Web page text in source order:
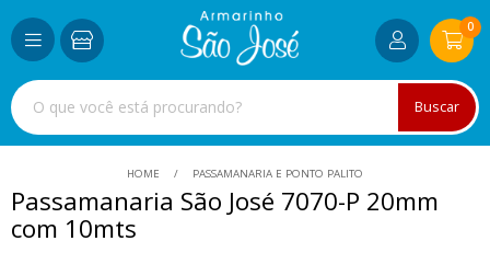
Buscar
0
HOME PASSAMANARIA E PONTO PALITO
Passamanaria São José 7070-P 20mm
com 10mts